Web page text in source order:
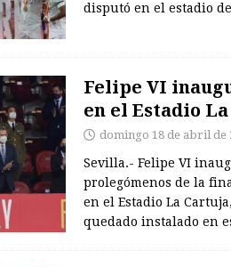
disputó en el estadio
Felipe VI
en el Estadio
domingo 18 de abril de
Sevilla.- Felipe VI
prolegómenos de la
en el Estadio La
quedado instalado en